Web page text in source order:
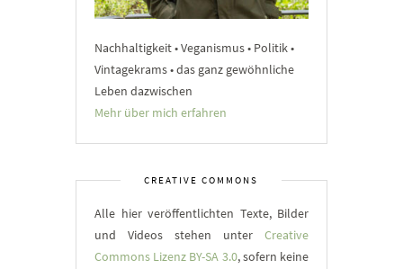
Nachhaltigkeit • Veganismus • Politik •
Vintagekrams • das ganz gewöhnliche
Leben dazwischen
Mehr über mich erfahren
CREATIVE COMMONS
Alle hier veröffentlichten Texte, Bilder
und Videos stehen unter Creative
Commons Lizenz BY-SA 3.0, sofern keine